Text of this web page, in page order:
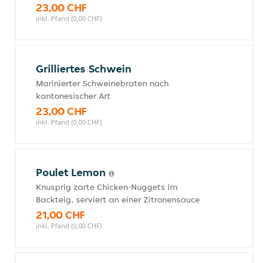
23,00 CHF
inkl. Pfand (0,00 CHF)
Grilliertes Schwein
Marinierter Schweinebraten nach
kantonesischer Art
23,00 CHF
inkl. Pfand (0,00 CHF)
Poulet Lemon
Knusprig zarte Chicken-Nuggets im
Backteig, serviert an einer Zitronensauce
21,00 CHF
inkl. Pfand (0,00 CHF)